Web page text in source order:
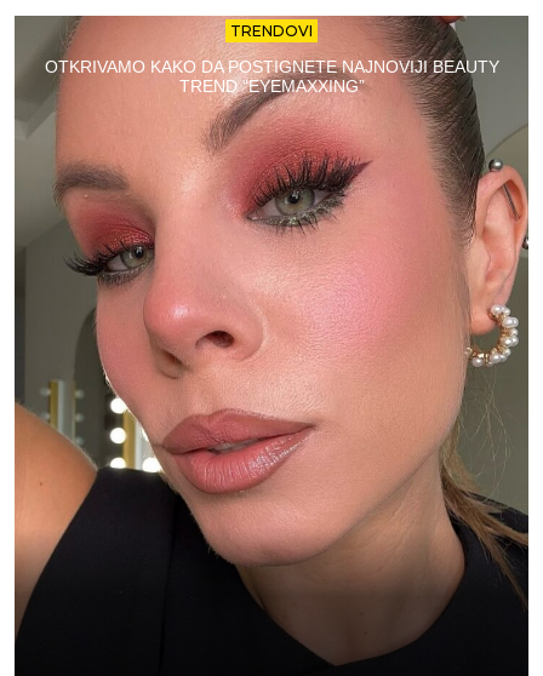
TRENDOVI
OTKRIVAMO KAKO DA POSTIGNETE NAJNOVIJI BEAUTY
TREND “EYEMAXXING”